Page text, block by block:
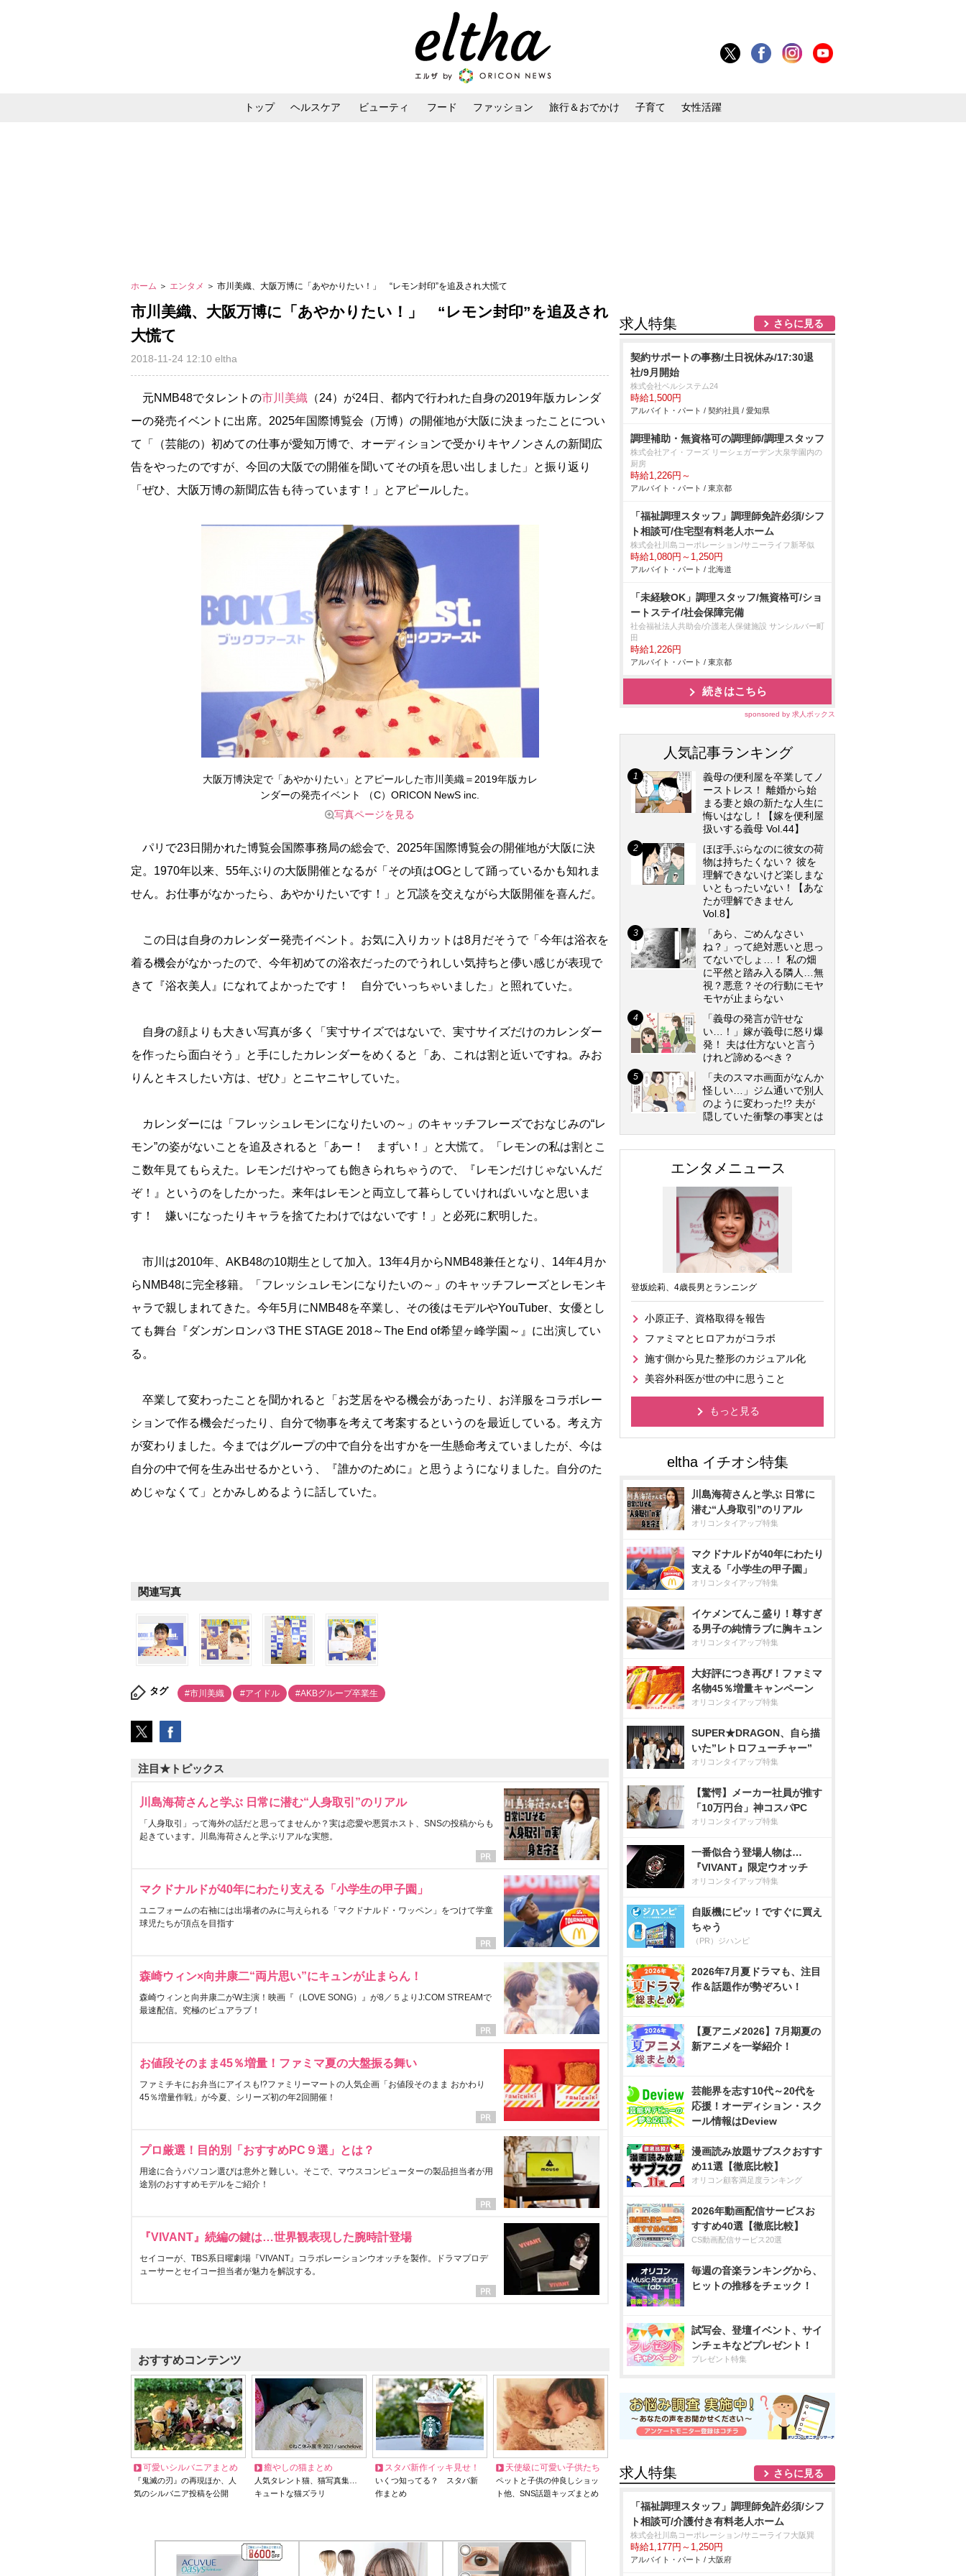
トップ ヘルスケア ビューティ フード ファッション 旅行＆おでかけ 子育て 女性活躍
ホーム ＞ エンタメ ＞ 市川美織、大阪万博に「あやかりたい！」 “レモン封印”を追及され大慌て
市川美織、大阪万博に「あやかりたい！」 “レモン封印”を追及され
大慌て
2018-11-24 12:10 eltha
元NMB48でタレントの市川美織 （24）が24日、都内で行われた自身の2019年版カレンダ
ーの発売イベントに出席。2025年国際博覧会（万博）の開催地が大阪に決まったことについ
て「（芸能の）初めての仕事が愛知万博で、オーディションで受かりキヤノンさんの新聞広
告をやったのですが、今回の大阪での開催を聞いてその頃を思い出しました」と振り返り
「ぜひ、大阪万博の新聞広告も待っています！」とアピールした。
大阪万博決定で「あやかりたい」とアピールした市川美織＝2019年版カレ
ンダーの発売イベント （C）ORICON NewS inc.
写真ページを見る
パリで23日開かれた博覧会国際事務局の総会で、2025年国際博覧会の開催地が大阪に決
定。1970年以来、55年ぶりの大阪開催となるが「その頃はOGとして踊っているかも知れま
せん。お仕事がなかったら、あやかりたいです！」と冗談を交えながら大阪開催を喜んだ。
この日は自身のカレンダー発売イベント。お気に入りカットは8月だそうで「今年は浴衣を
着る機会がなかったので、今年初めての浴衣だったのでうれしい気持ちと儚い感じが表現で
きて『浴衣美人』になれてよかったです！ 自分でいっちゃいました」と照れていた。
自身の顔よりも大きい写真が多く「実寸サイズではないで、実寸サイズだけのカレンダー
を作ったら面白そう」と手にしたカレンダーをめくると「あ、これは割と近いですね。みお
りんとキスしたい方は、ぜひ」とニヤニヤしていた。
カレンダーには「フレッシュレモンになりたいの～」のキャッチフレーズでおなじみの“レ
モン”の姿がないことを追及されると「あー！ まずい！」と大慌て。「レモンの私は割とこ
こ数年見てもらえた。レモンだけやっても飽きられちゃうので、『レモンだけじゃないんだ
ぞ！』というのをしたかった。来年はレモンと両立して暮らしていければいいなと思いま
す！ 嫌いになったりキャラを捨てたわけではないです！」と必死に釈明した。
市川は2010年、AKB48の10期生として加入。13年4月からNMB48兼任となり、14年4月か
らNMB48に完全移籍。「フレッシュレモンになりたいの～」のキャッチフレーズとレモンキ
ャラで親しまれてきた。今年5月にNMB48を卒業し、その後はモデルやYouTuber、女優とし
ても舞台『ダンガンロンパ3 THE STAGE 2018～The End of希望ヶ峰学園～』に出演してい
る。
卒業して変わったことを聞かれると「お芝居をやる機会があったり、お洋服をコラボレー
ションで作る機会だったり、自分で物事を考えて考案するというのを最近している。考え方
が変わりました。今まではグループの中で自分を出すかを一生懸命考えていましたが、今は
自分の中で何を生み出せるかという、『誰かのために』と思うようになりました。自分のた
めじゃなくて」とかみしめるように話していた。
関連写真
タグ #市川美織 #アイドル #AKBグループ卒業生
注目★トピックス
川島海荷さんと学ぶ 日常に潜む“人身取引”のリアル
「人身取引」って海外の話だと思ってませんか？実は恋愛や悪質ホスト、SNSの投稿からも
起きています。川島海荷さんと学ぶリアルな実態。
マクドナルドが40年にわたり支える「小学生の甲子園」
ユニフォームの右袖には出場者のみに与えられる「マクドナルド・ワッペン」をつけて学童
球児たちが頂点を目指す
森崎ウィン×向井康二“両片思い”にキュンが止まらん！
森崎ウィンと向井康二がW主演！映画『（LOVE SONG）』が8／５よりJ:COM STREAMで
最速配信。究極のピュアラブ！
お値段そのまま45％増量！ファミマ夏の大盤振る舞い
ファミチキにお弁当にアイスも!?ファミリーマートの人気企画「お値段そのまま おかわり
45％増量作戦」が今夏、シリーズ初の年2回開催！
プロ厳選！目的別「おすすめPC９選」とは？
用途に合うパソコン選びは意外と難しい。そこで、マウスコンピューターの製品担当者が用
途別のおすすめモデルをご紹介！
『VIVANT』続編の鍵は…世界観表現した腕時計登場
セイコーが、TBS系日曜劇場『VIVANT』コラボレーションウオッチを製作。ドラマプロデ
ューサーとセイコー担当者が魅力を解説する。
おすすめコンテンツ
可愛いシルバニアまとめ
『鬼滅の刃』の再現ほか、人
気のシルバニア投稿を公開
癒やしの猫まとめ
人気タレント猫、猫写真集…
キュートな猫ズラリ
スタバ新作イッキ見せ！
いくつ知ってる？ スタバ新
作まとめ
天使級に可愛い子供たち
ペットと子供の仲良しショッ
ト他、SNS話題キッズまとめ
求人特集 さらに見る
契約サポートの事務/土日祝休み/17:30退
社/9月開始
株式会社ベルシステム24
時給1,500円
アルバイト・パート / 契約社員 / 愛知県
調理補助・無資格可の調理師/調理スタッフ
株式会社アイ・フーズ リーシェガーデン大泉学園内の
厨房
時給1,226円～
アルバイト・パート / 東京都
「福祉調理スタッフ」調理師免許必須/シフ
ト相談可/住宅型有料老人ホーム
株式会社川島コーポレーション/サニーライフ新琴似
時給1,080円～1,250円
アルバイト・パート / 北海道
「未経験OK」調理スタッフ/無資格可/ショ
ートステイ/社会保障完備
社会福祉法人共助会/介護老人保健施設 サンシルバー町
田
時給1,226円
アルバイト・パート / 東京都
続きはこちら
sponsored by 求人ボックス
人気記事ランキング
義母の便利屋を卒業してノ
ーストレス！ 離婚から始
まる妻と娘の新たな人生に
悔いはなし！【嫁を便利屋
扱いする義母 Vol.44】
ほぼ手ぶらなのに彼女の荷
物は持ちたくない？ 彼を
理解できないけど楽しまな
いともったいない！【あな
たが理解できません
Vol.8】
「あら、ごめんなさい
ね？」って絶対悪いと思っ
てないでしょ…！ 私の畑
に平然と踏み入る隣人…無
視？悪意？その行動にモヤ
モヤが止まらない
「義母の発言が許せな
い…！」嫁が義母に怒り爆
発！ 夫は仕方ないと言う
けれど諦めるべき？
「夫のスマホ画面がなんか
怪しい…」ジム通いで別人
のように変わった!? 夫が
隠していた衝撃の事実とは
エンタメニュース
登坂絵莉、4歳長男とランニング
小原正子、資格取得を報告
ファミマとヒロアカがコラボ
施す側から見た整形のカジュアル化
美容外科医が世の中に思うこと
もっと見る
川島海荷さんと学ぶ 日常に
潜む“人身取引”のリアル
オリコンタイアップ特集
マクドナルドが40年にわたり
支える「小学生の甲子園」
オリコンタイアップ特集
イケメンてんこ盛り！尊すぎ
る男子の純情ラブに胸キュン
オリコンタイアップ特集
大好評につき再び！ファミマ
名物45％増量キャンペーン
オリコンタイアップ特集
SUPER★DRAGON、自ら描
いた”レトロフューチャー”
オリコンタイアップ特集
【驚愕】メーカー社員が推す
「10万円台」神コスパPC
オリコンタイアップ特集
一番似合う登場人物は…
『VIVANT』限定ウオッチ
オリコンタイアップ特集
自販機にピッ！ですぐに買え
ちゃう
（PR）ジハンピ
2026年7月夏ドラマも、注目
作＆話題作が勢ぞろい！
【夏アニメ2026】7月期夏の
新アニメを一挙紹介！
芸能界を志す10代～20代を
応援！オーディション・スク
ール情報はDeview
漫画読み放題サブスクおすす
め11選【徹底比較】
オリコン顧客満足度ランキング
2026年動画配信サービスお
すすめ40選【徹底比較】
CS動画配信サービス20選
毎週の音楽ランキングから、
ヒットの推移をチェック！
試写会、登壇イベント、サイ
ンチェキなどプレゼント！
プレゼント特集
求人特集 さらに見る
「福祉調理スタッフ」調理師免許必須/シフ
ト相談可/介護付き有料老人ホーム
株式会社川島コーポレーション/サニーライフ大阪巽
時給1,177円～1,250円
アルバイト・パート / 大阪府